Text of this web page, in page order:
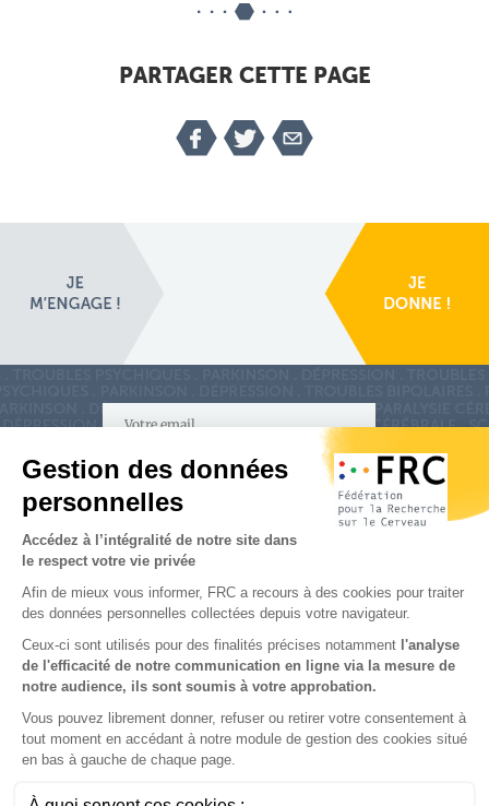
PARTAGER CETTE PAGE
S'inscrire à la newsletter
les réseaux sociaux
Partenaires & Mécènes